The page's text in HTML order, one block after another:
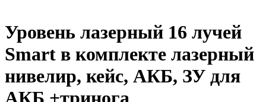
Уровень лазерный 16 лучей
Smart в комплекте лазерный
нивелир, кейс, АКБ, ЗУ для